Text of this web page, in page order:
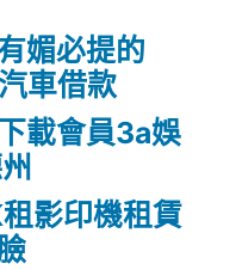
媚必提的
車借款
載會員3a娛
影印機租賃